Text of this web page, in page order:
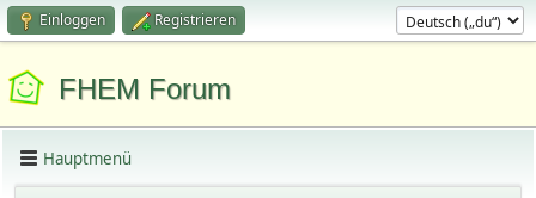
Einloggen Registrieren
FHEM Forum
Hauptmenü